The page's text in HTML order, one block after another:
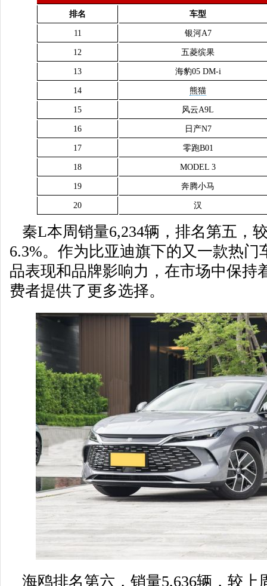
排名 车型
11 银河A7
12 五菱缤果
13 海豹05 DM-i
14 熊猫
15 风云A9L
16 日产N7
17 零跑B01
18 MODEL 3
19 奔腾小马
20 汉
秦L本周销量6,234辆，排名第五，
6.3%。作为比亚迪旗下的又一款热
品表现和品牌影响力，在市场中保持
费者提供了更多选择。
海鸥排名第六，销量5,636辆，较上